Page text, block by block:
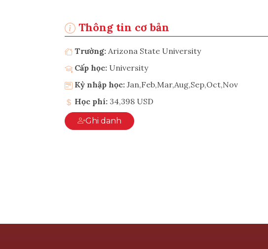
Thông tin cơ bản
Trường: Arizona State University
Cấp học: University
Kỳ nhập học: Jan,Feb,Mar,Aug,Sep,Oct,Nov
Học phí: 34,398 USD
Ghi danh